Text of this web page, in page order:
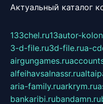
Актуальный каталог
133chel.ru13autor-
3-d-file.ru3d-file.rua-
airgungames.ru
alfeihavsalnassr.ru
aria-family.ruarkrym.ru
bankaribi.rubandamn.ru